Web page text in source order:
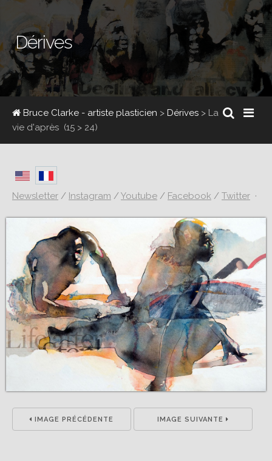
Dérives
Bruce Clarke - artiste plasticien > Dérives > La
vie d'après (15 > 24)
Newsletter / Instagram /Youtube / Facebook / Twitter ·
IMAGE PRÉCÉDENTE IMAGE SUIVANTE